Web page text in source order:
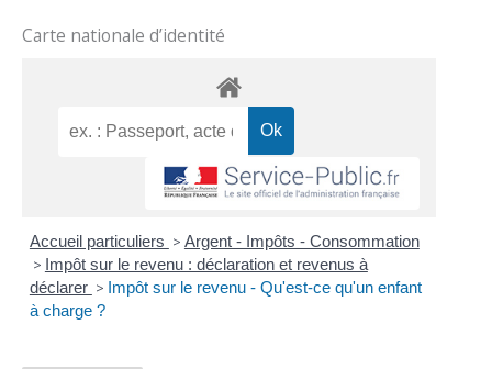
Carte nationale d’identité
Accueil particuliers > Argent - Impôts - Consommation
> Impôt sur le revenu : déclaration et revenus à
déclarer > Impôt sur le revenu - Qu'est-ce qu'un enfant
à charge ?